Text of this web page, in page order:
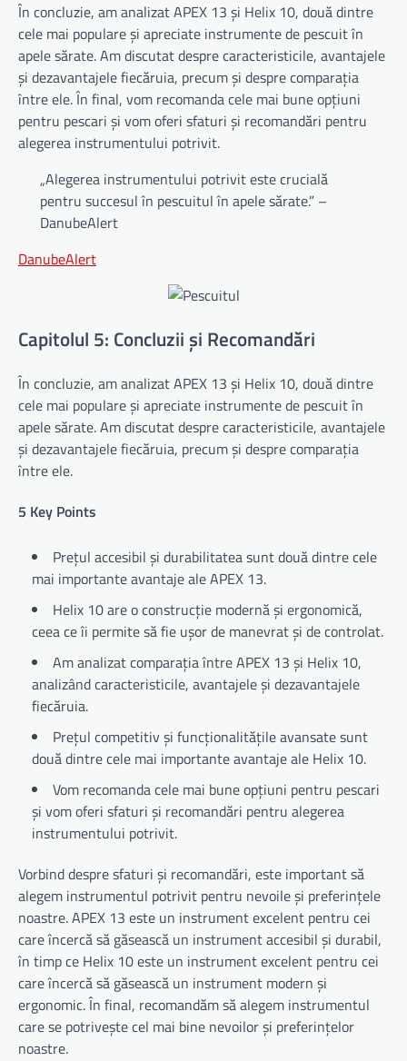
În concluzie, am analizat APEX 13 și Helix 10, două dintre
cele mai populare și apreciate instrumente de pescuit în
apele sărate. Am discutat despre caracteristicile, avantajele
și dezavantajele fiecăruia, precum și despre comparația
între ele. În final, vom recomanda cele mai bune opțiuni
pentru pescari și vom oferi sfaturi și recomandări pentru
alegerea instrumentului potrivit.
„Alegerea instrumentului potrivit este crucială
pentru succesul în pescuitul în apele sărate.” –
DanubeAlert
DanubeAlert
Capitolul 5: Concluzii și Recomandări
În concluzie, am analizat APEX 13 și Helix 10, două dintre
cele mai populare și apreciate instrumente de pescuit în
apele sărate. Am discutat despre caracteristicile, avantajele
și dezavantajele fiecăruia, precum și despre comparația
între ele.
5 Key Points
Prețul accesibil și durabilitatea sunt două dintre cele
mai importante avantaje ale APEX 13.
Helix 10 are o construcție modernă și ergonomică,
ceea ce îi permite să fie ușor de manevrat și de controlat.
Am analizat comparația între APEX 13 și Helix 10,
analizând caracteristicile, avantajele și dezavantajele
fiecăruia.
Prețul competitiv și funcționalitățile avansate sunt
două dintre cele mai importante avantaje ale Helix 10.
Vom recomanda cele mai bune opțiuni pentru pescari
și vom oferi sfaturi și recomandări pentru alegerea
instrumentului potrivit.
Vorbind despre sfaturi și recomandări, este important să
alegem instrumentul potrivit pentru nevoile și preferințele
noastre. APEX 13 este un instrument excelent pentru cei
care încercă să găsească un instrument accesibil și durabil,
în timp ce Helix 10 este un instrument excelent pentru cei
care încercă să găsească un instrument modern și
ergonomic. În final, recomandăm să alegem instrumentul
care se potrivește cel mai bine nevoilor și preferințelor
noastre.